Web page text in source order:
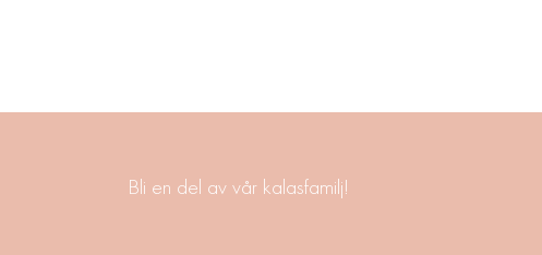
Bli en del av vår kalasfamilj!